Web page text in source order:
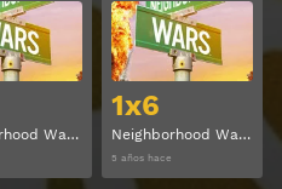
Neighborhood Wars Temporada 1 Capitulo 5
Ver
1x6
Neighborhood Wars Temporada 1 Capitulo 6
5 años hace